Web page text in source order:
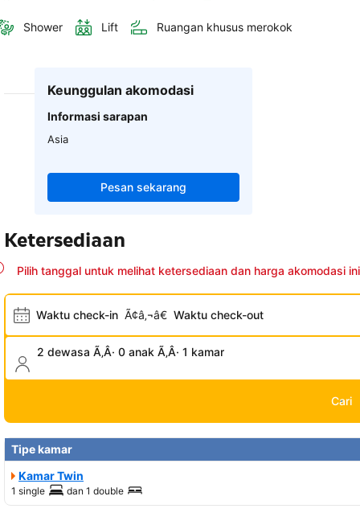
Shower Lift Ruangan khusus merokok
Keunggulan akomodasi
Informasi sarapan
Asia
Pesan sekarang
Ketersediaan
Pilih tanggal untuk melihat ketersediaan dan harga akomodasi ini
Waktu check-in Ã¢â‚¬â€ Waktu check-out
2 dewasa Ã‚Â· 0 anak Ã‚Â· 1 kamar
Cari
Tipe kamar
Kamar Twin
1 single dan 1 double